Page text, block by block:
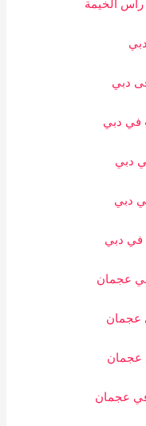
دبي
في دبي
دبي
دبي
في دبي
عجمان
عجمان
عجمان